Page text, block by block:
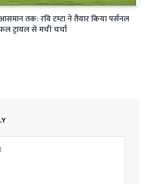
तक: रवि टम्टा ने तैयार किया पर्सनल
ट्रायल से मची चर्चा